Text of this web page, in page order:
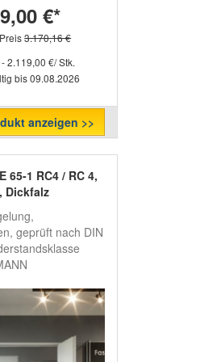
€*
3.170,16 €
2.119,00 €/ Stk.
bis 09.08.2026
anzeigen >>
65-1 RC4 / RC 4,
Dickfalz
geprüft nach DIN